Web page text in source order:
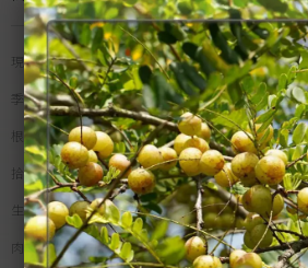
現貨專區
季節水果
根莖蔬菜
拾間米食
生鮮漁產
肉類食品